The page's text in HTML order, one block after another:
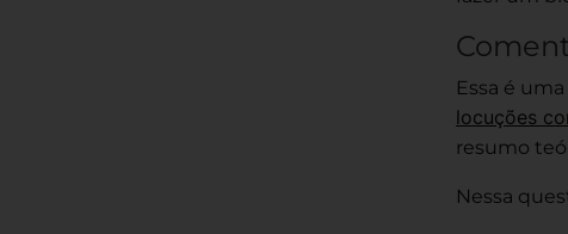
Essa é
locuções
resumo
Nessa